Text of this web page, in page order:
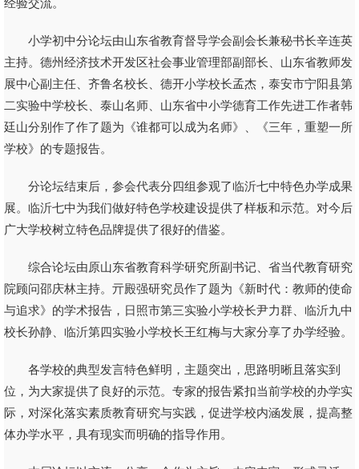
小学初中分论坛由山东省教育督导学会副会长兼秘书长辛连英
主持。德州经济技术开发区社会事业管理部副部长、山东省教师发
展中心副主任、齐鲁名校长、德开小学校长孟杰，泰安市宁阳县第
二实验中学校长、泰山名师、山东省中小学德育工作先进工作者韩
廷山分别作了作了题为《谁都可以成为名师》、《三年，重塑一所
学校》的专题报告。
分论坛结束后，参会代表分四组参观了临沂七中特色办学成果
展。临沂七中为我们做好特色学校建设提供了样板和示范。对今后
广大学校树立特色品牌提供了很好的借鉴。
综合论坛由原山东省教育科学研究所副书记、省当代教育研究
院顾问邵庆林主持。亓殿强研究员作了题为《新时代：教师的使命
与追求》的学术报告，日照市第三实验小学校长尹力群、临沂九中
校长孙静、临沂第四实验小学校长王红梅与大家分享了办学经验。
各学校的典型发言特色鲜明，主题突出，思路明晰且落实到
位，为大家提供了良好的示范。专家的报告紧扣当前学校的办学实
际，对深化落实素质教育研究与实践，促进学校内涵发展，提高整
体办学水平，具有现实而明确的指导作用。